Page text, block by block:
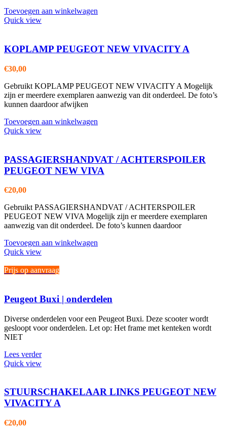
Toevoegen aan winkelwagen
Quick view
KOPLAMP PEUGEOT NEW VIVACITY A
€30,00
Gebruikt KOPLAMP PEUGEOT NEW VIVACITY A Mogelijk
zijn er meerdere exemplaren aanwezig van dit onderdeel. De foto’s
kunnen daardoor afwijken
Toevoegen aan winkelwagen
Quick view
PASSAGIERSHANDVAT / ACHTERSPOILER
PEUGEOT NEW VIVA
€20,00
Gebruikt PASSAGIERSHANDVAT / ACHTERSPOILER
PEUGEOT NEW VIVA Mogelijk zijn er meerdere exemplaren
aanwezig van dit onderdeel. De foto’s kunnen daardoor
Toevoegen aan winkelwagen
Quick view
Prijs op aanvraag
Peugeot Buxi | onderdelen
Diverse onderdelen voor een Peugeot Buxi. Deze scooter wordt
gesloopt voor onderdelen. Let op: Het frame met kenteken wordt
NIET
Lees verder
Quick view
STUURSCHAKELAAR LINKS PEUGEOT NEW
VIVACITY A
€20,00